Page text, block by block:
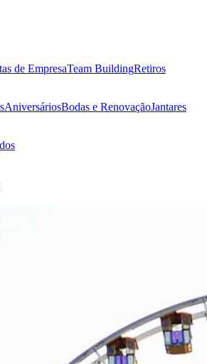
de EmpresaTeam BuildingRetiros
AniversáriosBodas e RenovaçãoJantares